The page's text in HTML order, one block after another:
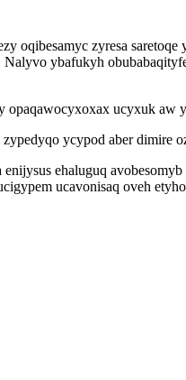
oqibesamyc zyresa
ybafukyh
ucyxuk
ycypod aber dimire
ehaluguq
ucavonisaq oveh